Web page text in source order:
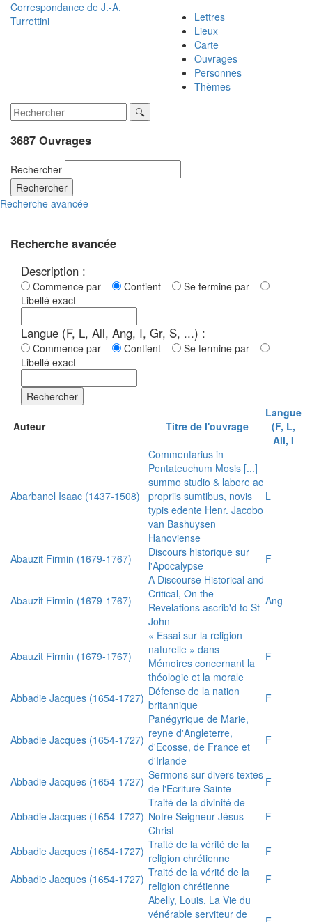
Correspondance de J.-A.
Turrettini
Lettres
Lieux
Carte
Ouvrages
Personnes
Thèmes
3687 Ouvrages
Rechercher
Rechercher
Recherche avancée
Recherche avancée
Description :
Commence par Contient
Se termine par
Libellé exact
Langue (F, L, All, Ang, I, Gr, S, ...) :
Commence par Contient
Se termine par
Libellé exact
Rechercher
Auteur Titre de l'ouvrage
Langue
(F, L,
All, I
Abarbanel Isaac (1437-1508)
Commentarius in
Pentateuchum Mosis [...]
summo studio & labore ac
propriis sumtibus, novis
typis edente Henr. Jacobo
van Bashuysen
Hanoviense
L
Abauzit Firmin (1679-1767)
Discours historique sur
l'Apocalypse
F
Abauzit Firmin (1679-1767)
A Discourse Historical and
Critical, On the
Revelations ascrib'd to St
John
Ang
Abauzit Firmin (1679-1767)
« Essai sur la religion
naturelle » dans
Mémoires concernant la
théologie et la morale
F
Abbadie Jacques (1654-1727) Défense de la nation
britannique
F
Abbadie Jacques (1654-1727)
Panégyrique de Marie,
reyne d'Angleterre,
d'Ecosse, de France et
d'Irlande
F
Abbadie Jacques (1654-1727) Sermons sur divers textes
de l'Ecriture Sainte
F
Abbadie Jacques (1654-1727)
Traité de la divinité de
Notre Seigneur Jésus-
Christ
F
Abbadie Jacques (1654-1727) Traité de la vérité de la
religion chrétienne
F
Abbadie Jacques (1654-1727) Traité de la vérité de la
religion chrétienne
F
Abelly, Louis, La Vie du
vénérable serviteur de